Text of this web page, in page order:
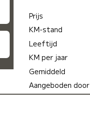
Prijs
KM-stand
Leeftijd
KM per jaar
Gemiddeld
Aangeboden door